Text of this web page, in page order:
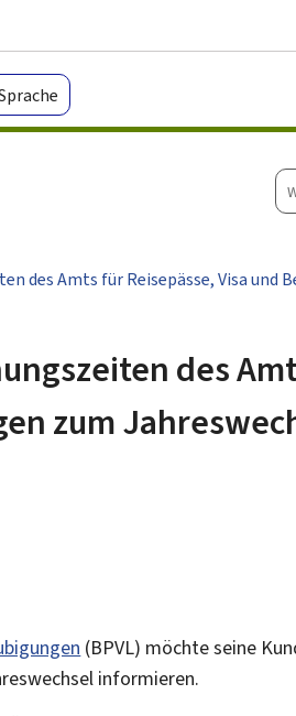
des Amts für Reisepässe, Visa und
des
zum
(BPVL) möchte seine
informieren.